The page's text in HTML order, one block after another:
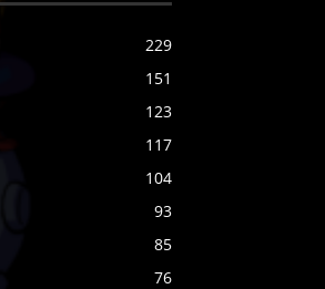
229
151
123
117
104
93
85
76